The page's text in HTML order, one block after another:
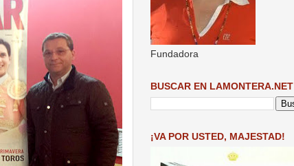
Fundadora
BUSCAR EN LAMONTERA.NET
¡VA POR USTED, MAJESTAD!